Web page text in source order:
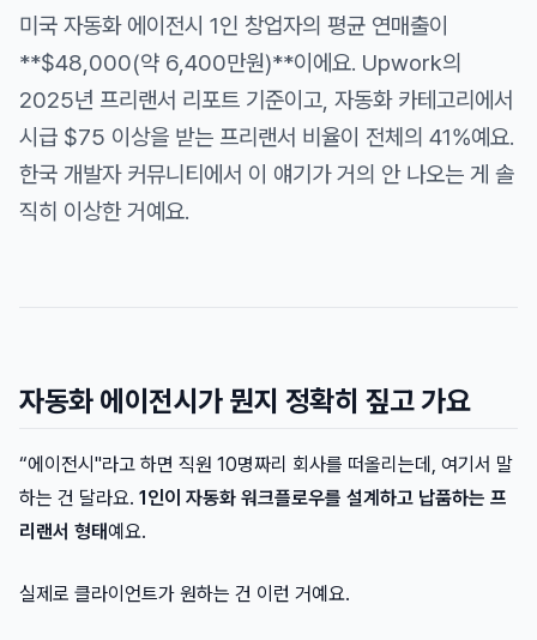
미국 자동화 에이전시 1인 창업자의 평균 연매출이
**$48,000(약 6,400만원)**이에요. Upwork의
2025년 프리랜서 리포트 기준이고, 자동화 카테고리에서
시급 $75 이상을 받는 프리랜서 비율이 전체의 41%예요.
한국 개발자 커뮤니티에서 이 얘기가 거의 안 나오는 게 솔
직히 이상한 거예요.
자동화 에이전시가 뭔지 정확히 짚고 가요
“에이전시"라고 하면 직원 10명짜리 회사를 떠올리는데, 여기서 말
하는 건 달라요. 1인이 자동화 워크플로우를 설계하고 납품하는 프
리랜서 형태예요.
실제로 클라이언트가 원하는 건 이런 거예요.